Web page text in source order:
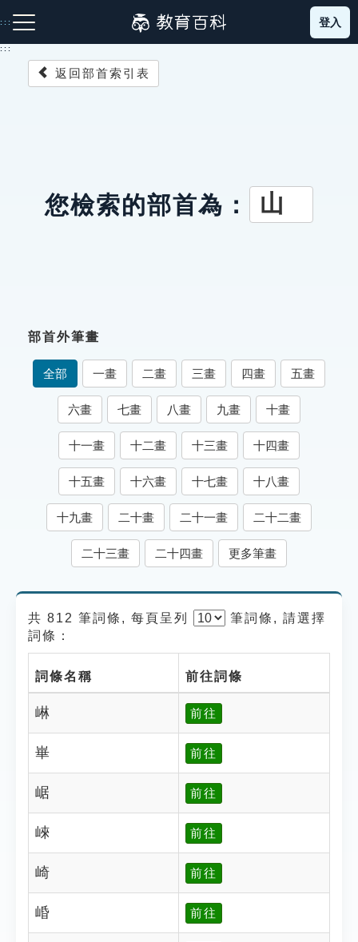
到
主
:::
成語故事
索引選單
知識索引
單字索引
生命大百科索引
遊戲專區
貓頭鷹博士
登入
:::
返回部首索引表
您檢索的部首為： 山
部首外筆畫
全部 一畫 二畫 三畫 四畫 五畫
六畫 七畫 八畫 九畫 十畫
十一畫 十二畫 十三畫 十四畫
十五畫 十六畫 十七畫 十八畫
十九畫 二十畫 二十一畫 二十二畫
二十三畫 二十四畫 更多筆畫
共 812 筆詞條, 每頁呈列 筆詞條, 請選擇
詞條：
詞條名稱 前往詞條
崊 前往
崋 前往
崌 前往
崍 前往
崎 前往
崏 前往